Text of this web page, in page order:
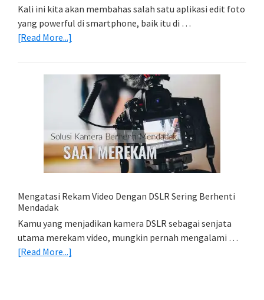
Kali ini kita akan membahas salah satu aplikasi edit foto
yang powerful di smartphone, baik itu di …
[Read More...]
Mobile:
Cara
Simpan
Foto
Di
HP
(Export
Import
Mengatasi Rekam Video Dengan DSLR Sering Berhenti
Mendadak
Kamu yang menjadikan kamera DSLR sebagai senjata
utama merekam video, mungkin pernah mengalami …
[Read More...]